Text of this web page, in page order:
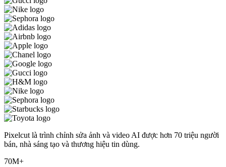
Pixelcut là trình chỉnh sửa ảnh và video AI được hơn 70 triệu người
bán, nhà sáng tạo và thương hiệu tin dùng.
70M+